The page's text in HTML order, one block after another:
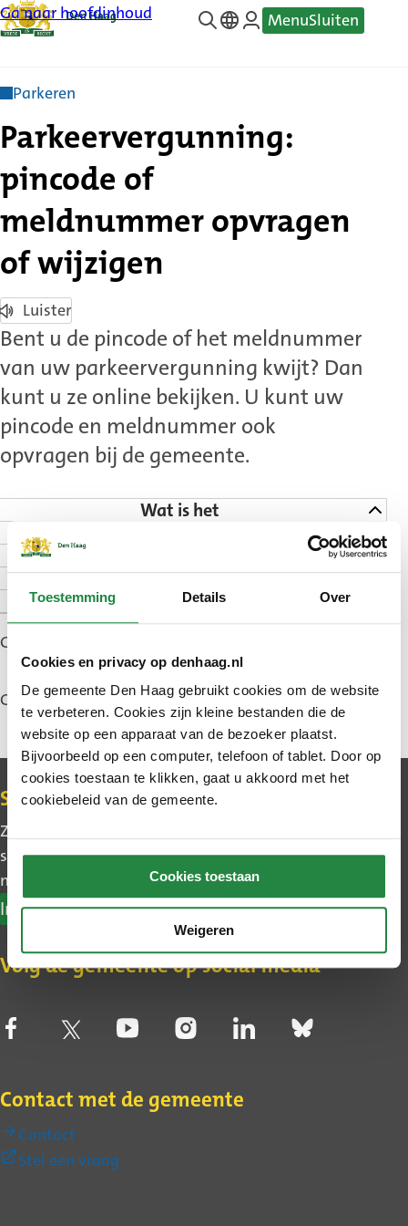
Toestemming Details Over
Cookies en privacy op denhaag.nl
De gemeente Den Haag gebruikt cookies om de website
te verbeteren. Cookies zijn kleine bestanden die de
website op een apparaat van de bezoeker plaatst.
Bijvoorbeeld op een computer, telefoon of tablet. Door op
cookies toestaan te klikken, gaat u akkoord met het
cookiebeleid van de gemeente.
Cookies toestaan
Weigeren
Ga naar hoofdinhoud
—
MenuSluiten
Parkeren
Parkeervergunning:
pincode of
meldnummer opvragen
of wijzigen
Luister
Bent u de pincode of het meldnummer
van uw parkeervergunning kwijt? Dan
kunt u ze online bekijken. U kunt uw
pincode en meldnummer ook
opvragen bij de gemeente.
Wat is het
Opvragen voor bedrijven
Contact
Zie ook
Gepubliceerd: 8 maart 2022
Gewijzigd: 5 juni 2026
Contact
Schrijf u in voor de nieuwsbrief
Zo blijft u makkelijk op de hoogte van wat er in uw
stadsdeel gebeurt. Ook leest u het belangrijkste
nieuws uit Den Haag.
Inschrijven nieuwsbrief
Volg de gemeente op social media
Contact met de gemeente
Contact
Stel een vraag